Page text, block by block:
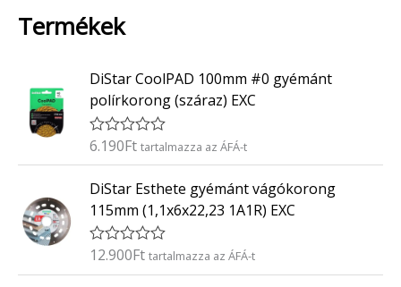
Termékek
DiStar CoolPAD 100mm #0 gyémánt
polírkorong (száraz) EXC
É
é
k
e
l
s
:
6.190Ft tartalmazza az ÁFÁ-t
DiStar Esthete gyémánt vágókorong
115mm (1,1x6x22,23 1A1R) EXC
É12.900Ft tartalmazza az ÁFÁ-t